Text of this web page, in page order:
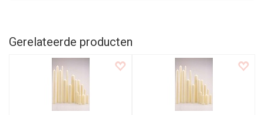
Gerelateerde producten